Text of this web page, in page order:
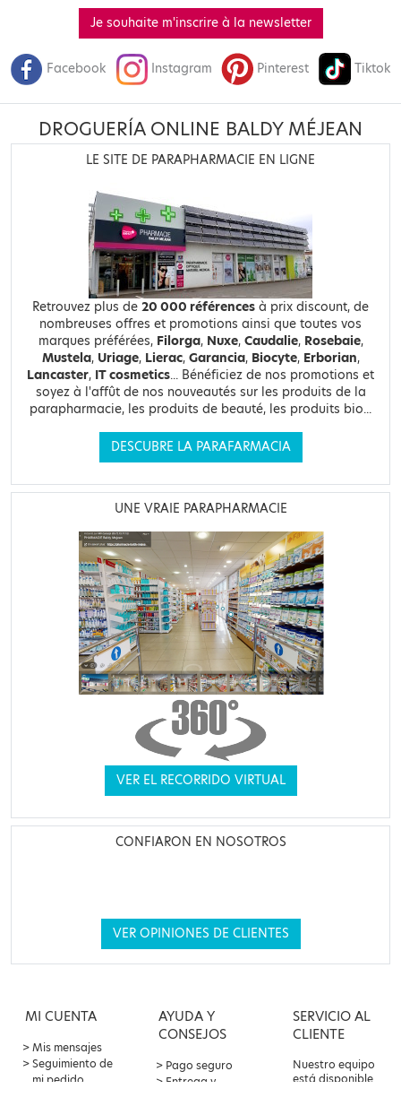
Je souhaite m'inscrire à la newsletter
Facebook Instagram Pinterest Tiktok
DROGUERÍA ONLINE BALDY MÉJEAN
LE SITE DE PARAPHARMACIE EN LIGNE
Retrouvez plus de 20 000 références à prix discount, de
nombreuses offres et promotions ainsi que toutes vos
marques préférées, Filorga, Nuxe, Caudalie, Rosebaie,
Mustela, Uriage, Lierac, Garancia, Biocyte, Erborian,
Lancaster, IT cosmetics... Bénéficiez de nos promotions et
soyez à l'affût de nos nouveautés sur les produits de la
parapharmacie, les produits de beauté, les produits bio...
DESCUBRE LA PARAFARMACIA
UNE VRAIE PARAPHARMACIE
VER EL RECORRIDO VIRTUAL
CONFIARON EN NOSOTROS
VER OPINIONES DE CLIENTES
MI CUENTA
Mis mensajes
Seguimiento de
mi pedido
AYUDA Y
CONSEJOS
Pago seguro
Entrega y
SERVICIO AL
CLIENTE
Nuestro equipo
está disponible